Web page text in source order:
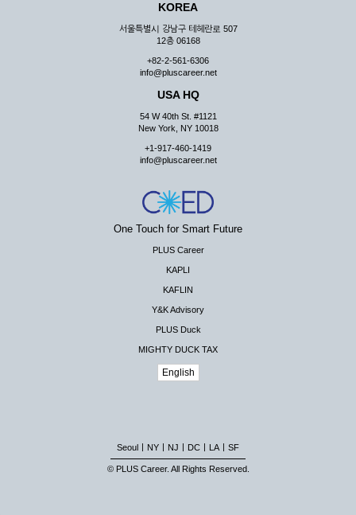
KOREA
서울특별시 강남구 테헤란로 507
12층 06168
+82-2-561-6306
info@pluscareer.net
USA HQ
54 W 40th St. #1121
New York, NY 10018
+1-917-460-1419
info@pluscareer.net
One Touch for Smart Future
PLUS Career
KAPLI
KAFLIN
Y&K Advisory
PLUS Duck
MIGHTY DUCK TAX
English
Seoul NY NJ DC LA SF
© PLUS Career. All Rights Reserved.